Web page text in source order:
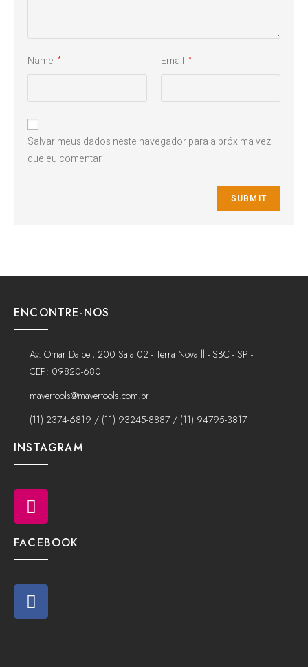
Name * Email *
Salvar meus dados neste navegador para a próxima vez
que eu comentar.
ENCONTRE-NOS
Av. Omar Daibet, 200 Sala 02 - Terra Nova ll - SBC - SP -
CEP: 09820-680
mavertools@mavertools.com.br
(11) 2374-6819 / (11) 93245-8887 / (11) 94795-3817
INSTAGRAM
FACEBOOK